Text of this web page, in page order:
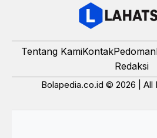
Tentang KamiKontakPedoman
Redaksi
Bolapedia.co.id © 2026 | All